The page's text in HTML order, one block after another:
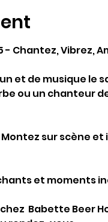
- Chantez, Vibrez,
et de musique le
ou un chanteur
Montez sur scène
et moments
Babette Beer